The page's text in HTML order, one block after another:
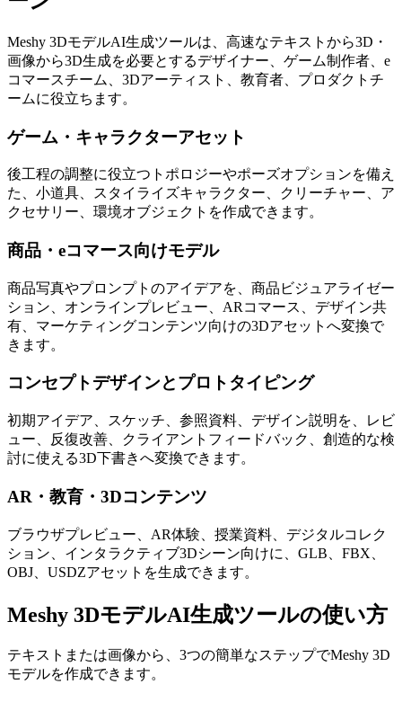
Meshy 3DモデルAI生成ツールは、高速なテキストから3D・
画像から3D生成を必要とするデザイナー、ゲーム制作者、e
コマースチーム、3Dアーティスト、教育者、プロダクトチ
ームに役立ちます。
ゲーム・キャラクターアセット
後工程の調整に役立つトポロジーやポーズオプションを備え
た、小道具、スタイライズキャラクター、クリーチャー、ア
クセサリー、環境オブジェクトを作成できます。
商品・eコマース向けモデル
商品写真やプロンプトのアイデアを、商品ビジュアライゼー
ション、オンラインプレビュー、ARコマース、デザイン共
有、マーケティングコンテンツ向けの3Dアセットへ変換で
きます。
コンセプトデザインとプロトタイピング
初期アイデア、スケッチ、参照資料、デザイン説明を、レビ
ュー、反復改善、クライアントフィードバック、創造的な検
討に使える3D下書きへ変換できます。
AR・教育・3Dコンテンツ
ブラウザプレビュー、AR体験、授業資料、デジタルコレク
ション、インタラクティブ3Dシーン向けに、GLB、FBX、
OBJ、USDZアセットを生成できます。
Meshy 3DモデルAI生成ツールの使い方
テキストまたは画像から、3つの簡単なステップでMeshy 3D
モデルを作成できます。